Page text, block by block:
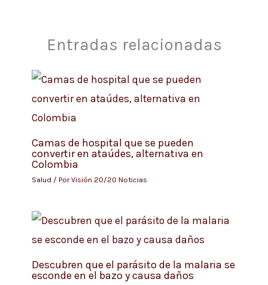
Entradas relacionadas
Camas de hospital que se pueden
convertir en ataúdes, alternativa en
Colombia
Salud / PorVisión 20/20 Noticias
Descubren que el parásito de la malaria se
esconde en el bazo y causa daños